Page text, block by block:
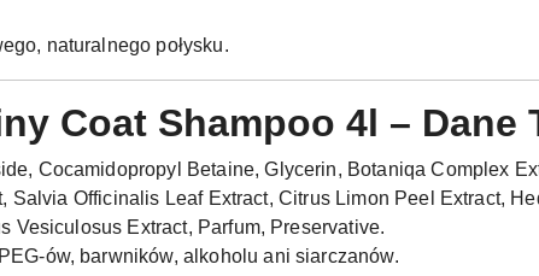
naturalnego połysku.
Coat Shampoo 4l – Dane
Cocamidopropyl Betaine, Glycerin, Botaniqa Complex
Salvia Officinalis Leaf Extract, Citrus Limon Peel Extract,
Vesiculosus Extract, Parfum, Preservative.
ów, barwników, alkoholu ani siarczanów.